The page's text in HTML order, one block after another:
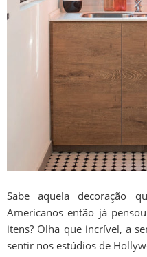
Sabe aquela decoração
Americanos então já
itens? Olha que incrível, a
sentir nos estúdios de